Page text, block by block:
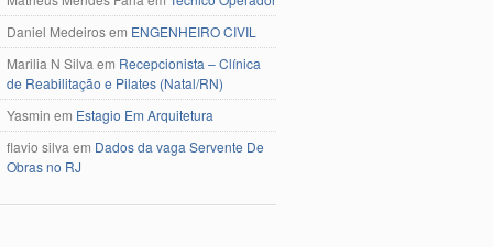
Daniel Medeirosem ENGENHEIRO CIVIL
Marilia N Silva em Recepcionista – Clínica
de Reabilitação e Pilates (Natal/RN)
Yasmin em Estagio Em Arquitetura
flavio silva em Dados da vaga Servente De
Obras no RJ